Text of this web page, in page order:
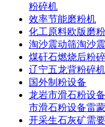
粉碎机
效率节能磨粉机
化工原料欧版磨
淘沙震动筛淘沙
煤矸石燃烧后粉
辽宁五龙背粉碎
国外制粉设备
龙岩市滑石粉设
市滑石粉设备雷
开采生石灰矿需